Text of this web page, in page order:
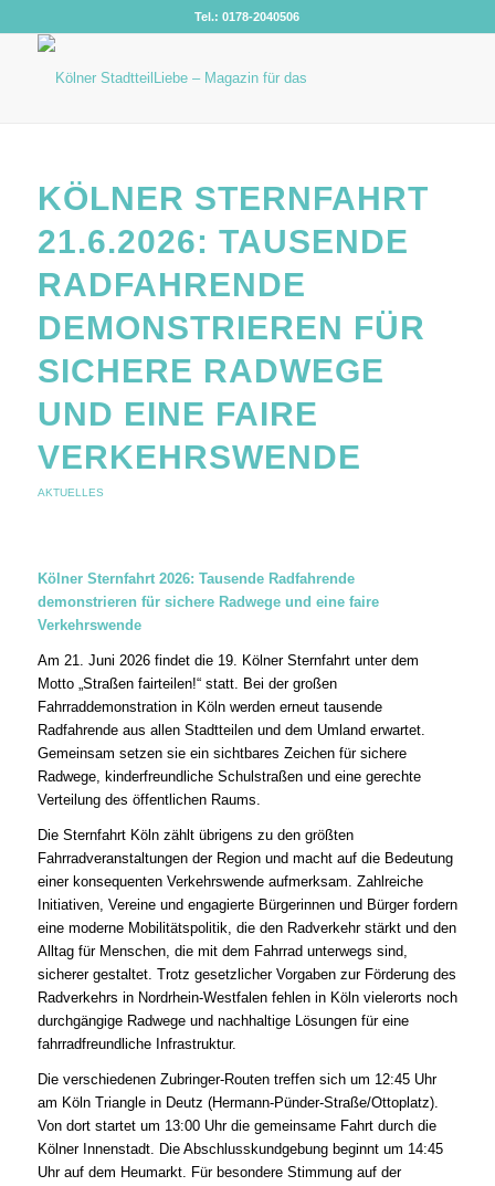
Tel.: 0178-2040506
KÖLNER STERNFAHRT
21.6.2026: TAUSENDE
RADFAHRENDE
DEMONSTRIEREN FÜR
SICHERE RADWEGE
UND EINE FAIRE
VERKEHRSWENDE
AKTUELLES
Kölner Sternfahrt 2026: Tausende Radfahrende
demonstrieren für sichere Radwege und eine faire
Verkehrswende
Am 21. Juni 2026 findet die 19. Kölner Sternfahrt unter dem
Motto „Straßen fairteilen!“ statt. Bei der großen
Fahrraddemonstration in Köln werden erneut tausende
Radfahrende aus allen Stadtteilen und dem Umland erwartet.
Gemeinsam setzen sie ein sichtbares Zeichen für sichere
Radwege, kinderfreundliche Schulstraßen und eine gerechte
Verteilung des öffentlichen Raums.
Die Sternfahrt Köln zählt übrigens zu den größten
Fahrradveranstaltungen der Region und macht auf die Bedeutung
einer konsequenten Verkehrswende aufmerksam. Zahlreiche
Initiativen, Vereine und engagierte Bürgerinnen und Bürger fordern
eine moderne Mobilitätspolitik, die den Radverkehr stärkt und den
Alltag für Menschen, die mit dem Fahrrad unterwegs sind,
sicherer gestaltet. Trotz gesetzlicher Vorgaben zur Förderung des
Radverkehrs in Nordrhein-Westfalen fehlen in Köln vielerorts noch
durchgängige Radwege und nachhaltige Lösungen für eine
fahrradfreundliche Infrastruktur.
Die verschiedenen Zubringer-Routen treffen sich um 12:45 Uhr
am Köln Triangle in Deutz (Hermann-Pünder-Straße/Ottoplatz).
Von dort startet um 13:00 Uhr die gemeinsame Fahrt durch die
Kölner Innenstadt. Die Abschlusskundgebung beginnt um 14:45
Uhr auf dem Heumarkt. Für besondere Stimmung auf der